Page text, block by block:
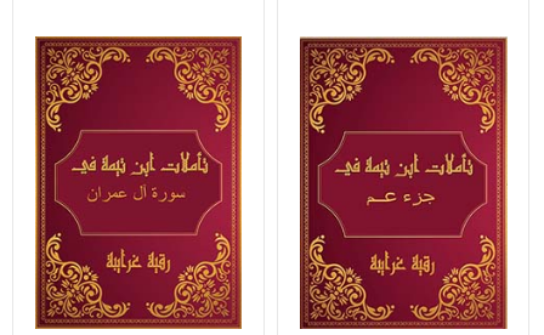
اكسسوارات
ملابس
مطرزات
حقائب
حلي
عناية
بالذات
صابون
القراءة
iKitab
بلا
حدود
وفرات
عن
الشركة
سياسة
الشركة
فيديوهات
حسابك
لائحة
الأمنيات